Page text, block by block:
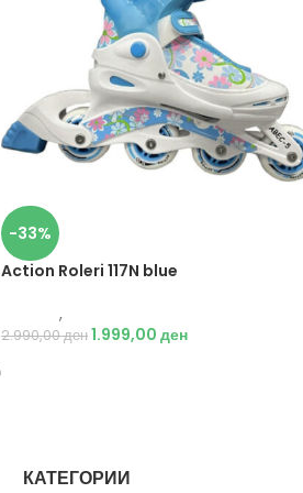
-33%
Action Roleri 117N blue
,
2.990,00ден1.999,00 ден
КАТЕГОРИИ